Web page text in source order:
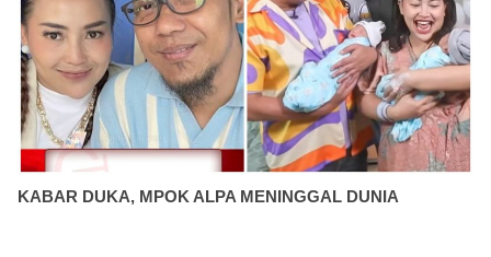
KABAR DUKA, MPOK ALPA MENINGGAL DUNIA